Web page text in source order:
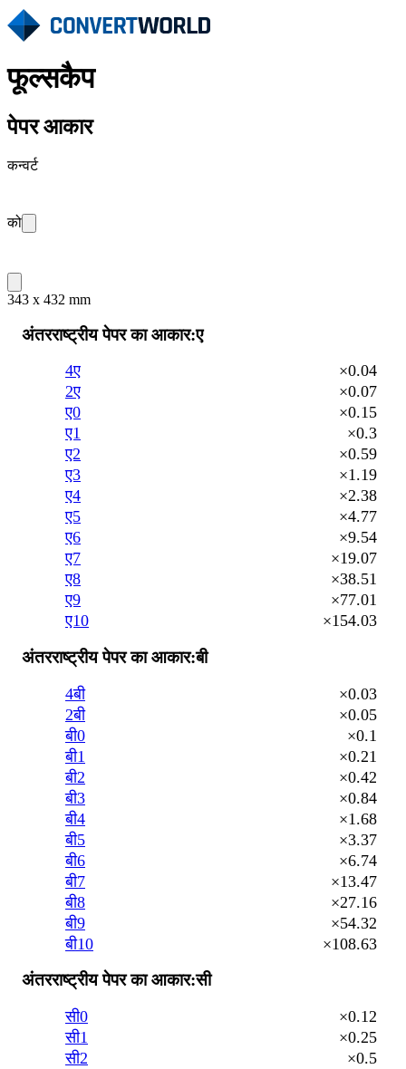
फूल्सकैप
पेपर आकार
कन्वर्ट
को
343 x 432 mm
अंतरराष्ट्रीय पेपर का आकार:ए
4ए
×0.04
2ए
×0.07
ए0
×0.15
ए1
×0.3
ए2
×0.59
ए3
×1.19
ए4
×2.38
ए5
×4.77
ए6
×9.54
ए7
×19.07
ए8
×38.51
ए9
×77.01
ए10
×154.03
अंतरराष्ट्रीय पेपर का आकार:बी
4बी
×0.03
2बी
×0.05
बी0
×0.1
बी1
×0.21
बी2
×0.42
बी3
×0.84
बी4
×1.68
बी5
×3.37
बी6
×6.74
बी7
×13.47
बी8
×27.16
बी9
×54.32
बी10
×108.63
अंतरराष्ट्रीय पेपर का आकार:सी
सी0
×0.12
सी1
×0.25
सी2
×0.5